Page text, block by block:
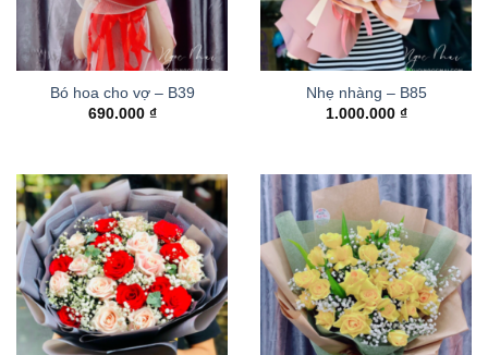
Bó hoa cho vợ – B39
690.000 ₫
Nhẹ nhàng – B85
1.000.000 ₫